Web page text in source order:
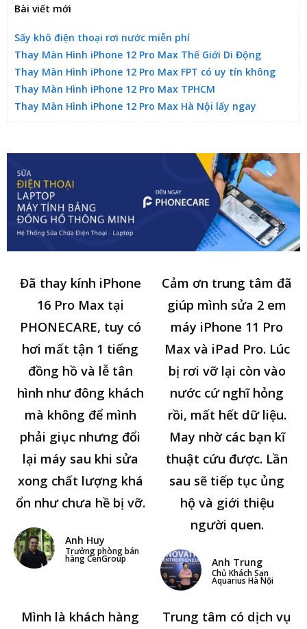
Bài viết mới
Sấy khô điện thoại rơi nước miễn phí
Thay Màn Hình iPhone 12 Pro Max Thế Giới Di Động
Thay Màn Hình iPhone 12 Pro Max FPT có uy tín không
Thay Màn Hình iPhone 12 Pro Max TPHCM
Thay Màn Hình iPhone 12 Pro Max Hà Nội lấy ngay
Đã thay kính iPhone
16 Pro Max tại
PHONECARE, tuy có
hơi mất tận 1 tiếng
đồng hồ và lễ tân
hình như đông khách
mà không để mình
phải giục nhưng đổi
lại máy sau khi sửa
xong chất lượng khá
ổn như chưa hề bị vỡ.
Anh Huy
Trưởng phòng bán
hàng CenGroup
Cảm ơn trung tâm đã
giúp mình sửa 2 em
máy iPhone 11 Pro
Max và iPad Pro. Lúc
bị rơi vỡ lại còn vào
nước cứ nghĩ hỏng
rồi, mất hết dữ liệu.
May nhờ các bạn kĩ
thuật cứu được. Lần
sau sẽ tiếp tục ủng
hộ và giới thiệu
người quen.
Anh Trung
Chủ Khách Sạn
Aquarius Hà Nội
Mình là khách hàng
Trung tâm có dịch vụ